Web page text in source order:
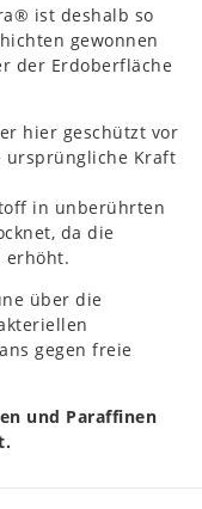
ist deshalb so
gewonnen
der Erdoberfläche
hier geschützt vor
ursprüngliche Kraft
in unberührten
da die
erhöht.
über die
gegen freie
und Paraffinen